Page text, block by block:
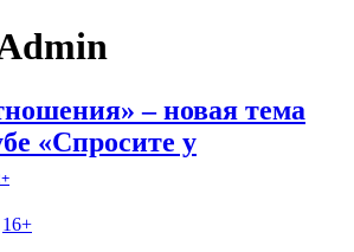
– новая тема
«Спросите у
16+